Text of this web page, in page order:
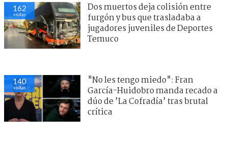
162
visitas
Dos muertos deja colisión entre
furgón y bus que trasladaba a
jugadores juveniles de Deportes
Temuco
140
visitas
"No les tengo miedo": Fran
García-Huidobro manda recado a
dúo de ’La Cofradía’ tras brutal
crítica